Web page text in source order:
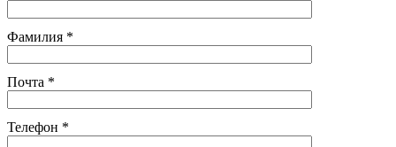
Фамилия *
Почта *
Телефон *